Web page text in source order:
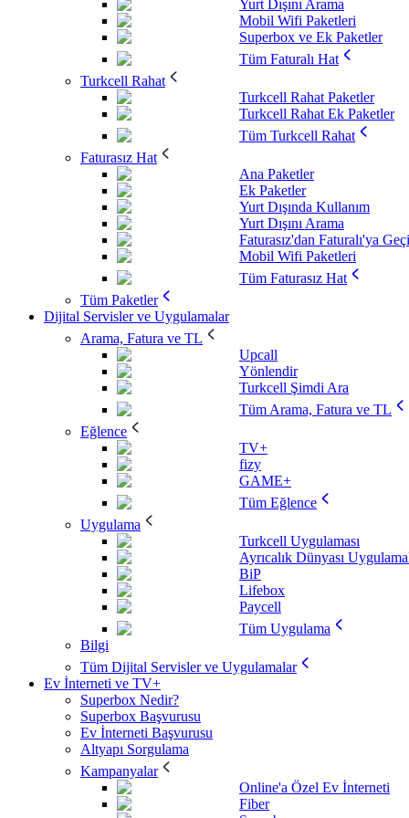
Yurt Dışını Arama
Mobil Wifi Paketleri
Superbox ve Ek Paketler
Tüm Faturalı Hat
Turkcell Rahat
Turkcell Rahat Paketler
Turkcell Rahat Ek Paketler
Tüm Turkcell Rahat
Faturasız Hat
Ana Paketler
Ek Paketler
Yurt Dışında Kullanım
Yurt Dışını Arama
Faturasız'dan Faturalı'ya
Mobil Wifi Paketleri
Tüm Faturasız Hat
Tüm Paketler
Dijital Servisler ve Uygulamalar
Arama, Fatura ve TL
Upcall
Yönlendir
Turkcell Şimdi Ara
Tüm Arama, Fatura ve TL
Eğlence
TV+
fizy
GAME+
Tüm Eğlence
Uygulama
Turkcell Uygulaması
Ayrıcalık Dünyası
BiP
Lifebox
Paycell
Tüm Uygulama
Bilgi
Tüm Dijital Servisler ve Uygulamalar
Ev İnterneti ve TV+
Superbox Nedir?
Superbox Başvurusu
Ev İnterneti Başvurusu
Altyapı Sorgulama
Kampanyalar
Online'a Özel Ev İnterneti
Fiber